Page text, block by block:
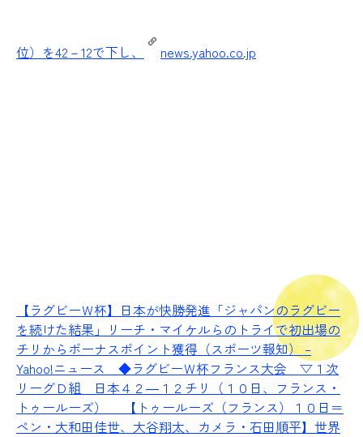
位）を42－12で下し、 news.yahoo.co.jp
【ラグビーＷ杯】日本が快勝発進「ジャパンのラグビー
を続けた結果」リーチ・マイケルらのトライで初出場の
チリからボーナスポイント獲得（スポーツ報知） –
Yahoo!ニュース ◆ラグビーＷ杯フランス大会 ▽１次
リーグＤ組 日本４２―１２チリ（１０日、フランス・
トゥールーズ） 【トゥールーズ（フランス）１０日＝
ペン・大和田佳世、大谷翔太、カメラ・石田順平】世界